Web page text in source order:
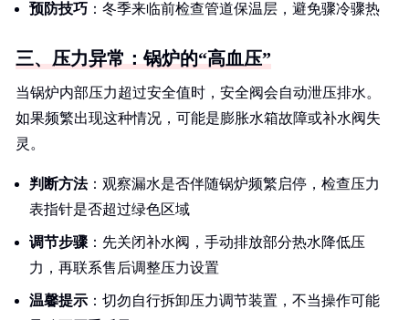
预防技巧 ：冬季来临前检查管道保温层，避免骤冷骤热
三、压力异常：锅炉的“高血压”
当锅炉内部压力超过安全值时，安全阀会自动泄压排水。
如果频繁出现这种情况，可能是膨胀水箱故障或补水阀失
灵。
判断方法：观察漏水是否伴随锅炉频繁启停，检查压力
表指针是否超过绿色区域
调节步骤 ：先关闭补水阀，手动排放部分热水降低压
力，再联系售后调整压力设置
温馨提示 ：切勿自行拆卸压力调节装置，不当操作可能